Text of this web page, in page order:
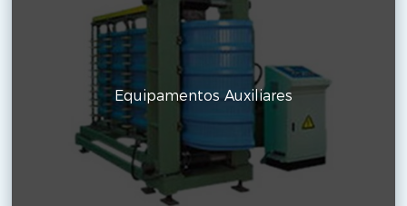
Equipamentos Auxiliares